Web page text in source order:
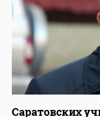
Саратовских